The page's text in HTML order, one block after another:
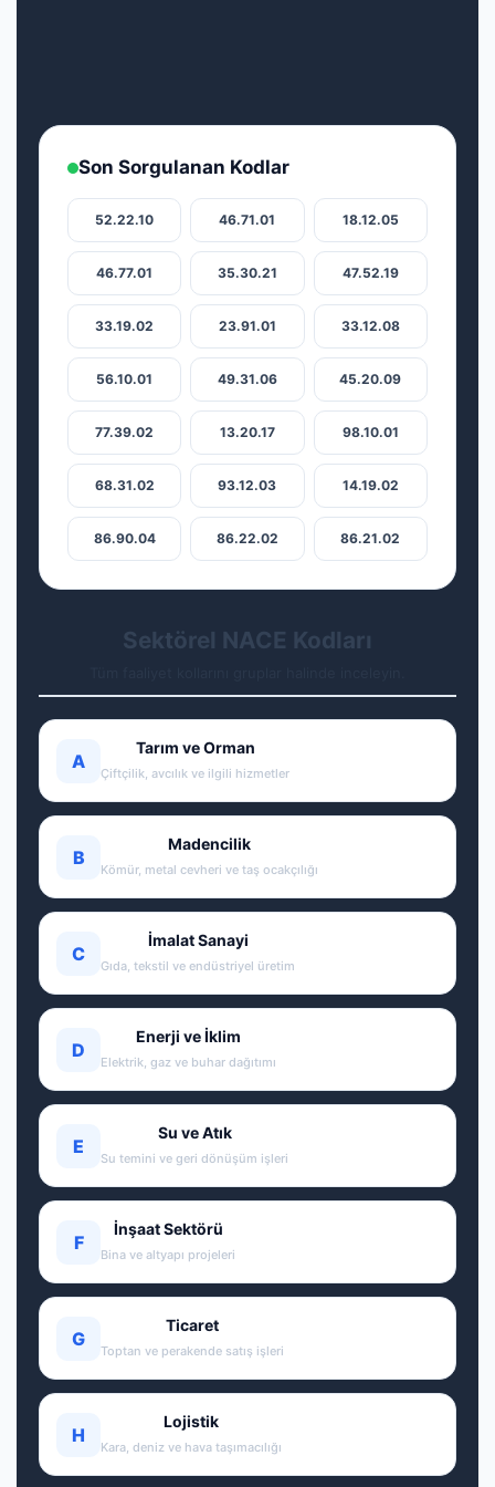
Son Sorgulanan Kodlar
52.22.10 46.71.01 18.12.05
46.77.01 35.30.21 47.52.19
33.19.02 23.91.01 33.12.08
56.10.01 49.31.06 45.20.09
77.39.02 13.20.17 98.10.01
68.31.02 93.12.03 14.19.02
86.90.04 86.22.02 86.21.02
Sektörel NACE Kodları
A
Tarım ve Orman
Çiftçilik, avcılık ve ilgili hizmetler
B
Madencilik
Kömür, metal cevheri ve taş ocakçılığı
C
İmalat Sanayi
Gıda, tekstil ve endüstriyel üretim
D
Enerji ve İklim
Elektrik, gaz ve buhar dağıtımı
E
Su ve Atık
Su temini ve geri dönüşüm işleri
F
İnşaat Sektörü
Bina ve altyapı projeleri
G
Ticaret
Toptan ve perakende satış işleri
H
Lojistik
Kara, deniz ve hava taşımacılığı